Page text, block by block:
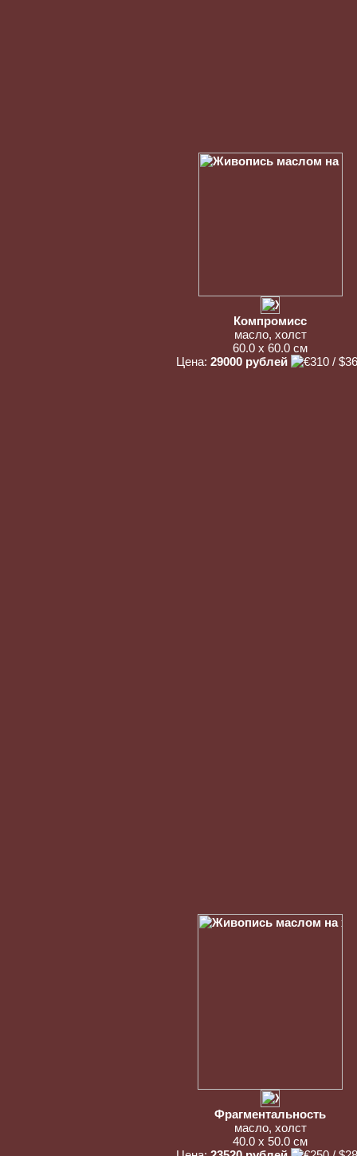
Компромисс
масло, холст
60.0 x 60.0 см
Цена: 29000 рублей
Фрагментальность
масло, холст
40.0 x 50.0 см